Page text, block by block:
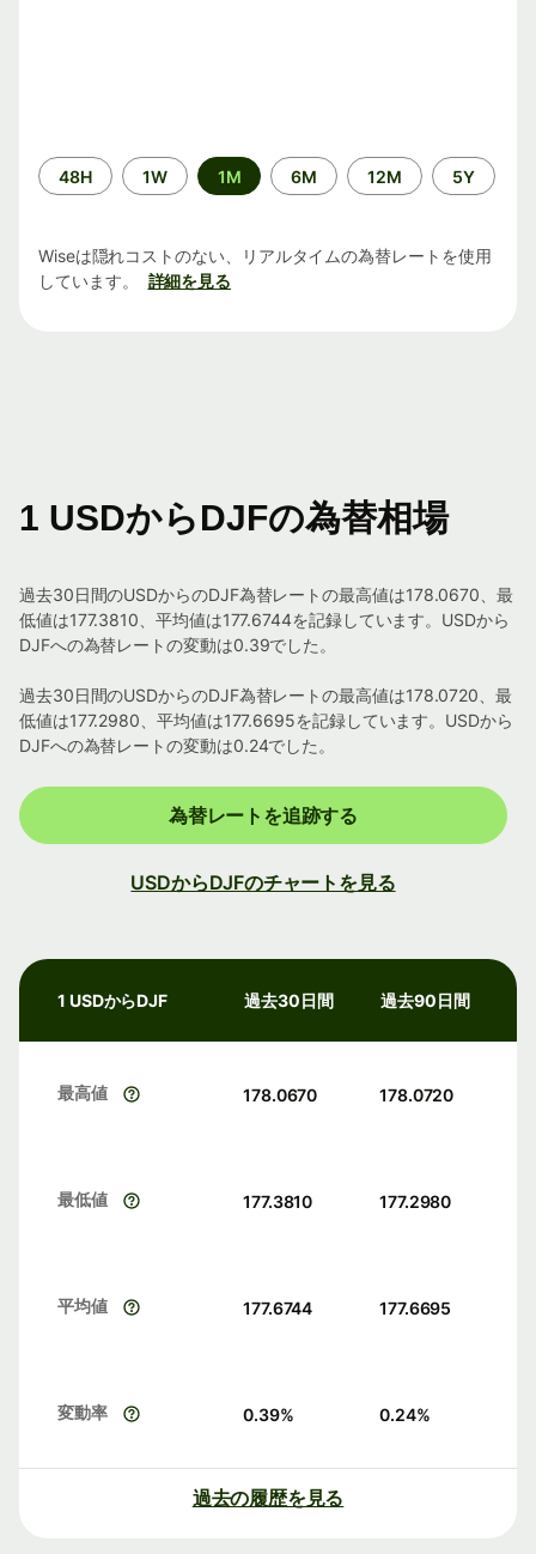
期
間
48H 1W 1M 6M 12M 5Y
Wiseは隠れコストのない、リアルタイムの為替レートを使用
しています。
詳細を見る
1 USDからDJFの為替相場
過去30日間のUSDからのDJF為替レートの最高値は178.0670、最
低値は177.3810、平均値は177.6744を記録しています。USDから
DJFへの為替レートの変動は0.39でした。
過去30日間のUSDからのDJF為替レートの最高値は178.0720、最
低値は177.2980、平均値は177.6695を記録しています。USDから
DJFへの為替レートの変動は0.24でした。
為替レートを追跡する
USDからDJFのチャートを見る
1 USDからDJF 過去30日間 過去90日間
最高値 178.0670 178.0720
最低値 177.3810 177.2980
平均値 177.6744 177.6695
変動率 0.39% 0.24%
過去の履歴を見る